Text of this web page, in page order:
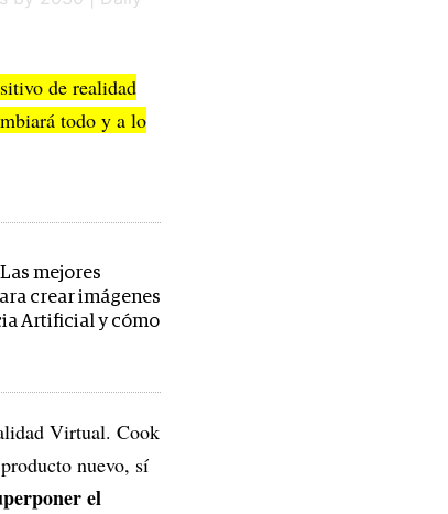
de realidad
todo y a lo
mejores
crear imágenes
Artificial y cómo
Virtual. Cook
nuevo, sí
el